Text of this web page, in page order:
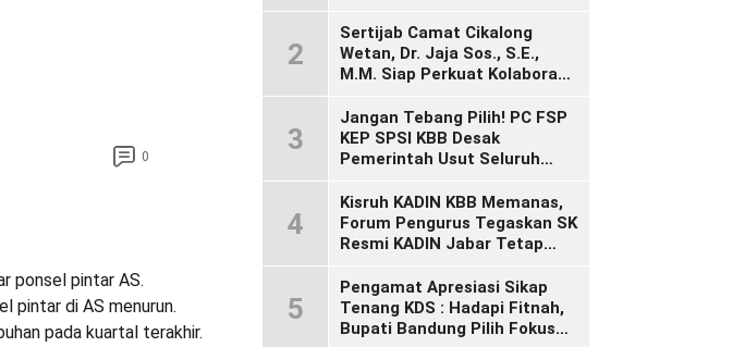
0
ponsel pintar AS.
pintar di AS menurun.
pada kuartal terakhir.
Berada
2
Sertijab Camat Cikalong
Wetan, Dr. Jaja Sos., S.E.,
M.M. Siap Perkuat Kolaborasi
Lebih Maju dan Sejahtera
3
Jangan Tebang Pilih! PC FSP
KEP SPSI KBB Desak
Pemerintah Usut Seluruh
Langgar Hak Pekerja Pasca
Sidak KDM”
4
Kisruh KADIN KBB Memanas,
Forum Pengurus Tegaskan SK
Resmi KADIN Jabar Tetap
Segera Bertindak
5
Pengamat Apresiasi Sikap
Tenang KDS : Hadapi Fitnah,
Bupati Bandung Pilih Fokus